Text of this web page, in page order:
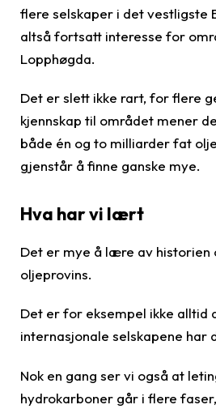
flere selskaper i det vestligste
altså fortsatt interesse for
Lopphøgda.
Det er slett ikke rart, for flere
kjennskap til området mener
både én og to milliarder fat
gjenstår å finne ganske mye.
Hva har vi lært
Det er mye å lære av historien
oljeprovins.
Det er for eksempel ikke alltid
internasjonale selskapene har
Nok en gang ser vi også at
hydrokarboner går i flere